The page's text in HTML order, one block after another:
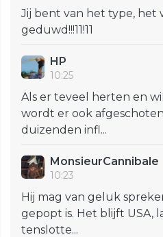
Jij bent van het type, het
geduwd!!!11!11
HP
10:25
Als er teveel herten en
wordt er ook
duizenden infl...
MonsieurCannibale
10:23
Hij mag van geluk
gepopt is. Het blijft USA,
tenslotte...